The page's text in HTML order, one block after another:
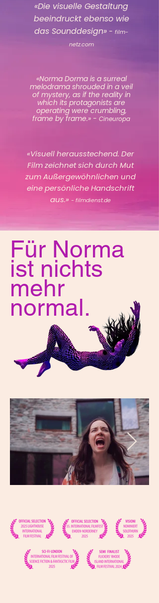
«Die visuelle Gestaltung
beeindruckt ebenso wie
das Sounddesign» - film-
netz.com
«Norma Dorma is a surreal
melodrama shrouded in a veil
of mystery, as if the reality in
which its protagonists are
operating were crumbling,
frame by frame.» - Cineuropa
«Visuell herausstechend. Der
Film zeichnet sich durch Mut
zum Außergewöhnlichen und
eine persönliche Handschrift
aus.» - filmdienst.de
Für Norma
ist nichts
mehr
normal.